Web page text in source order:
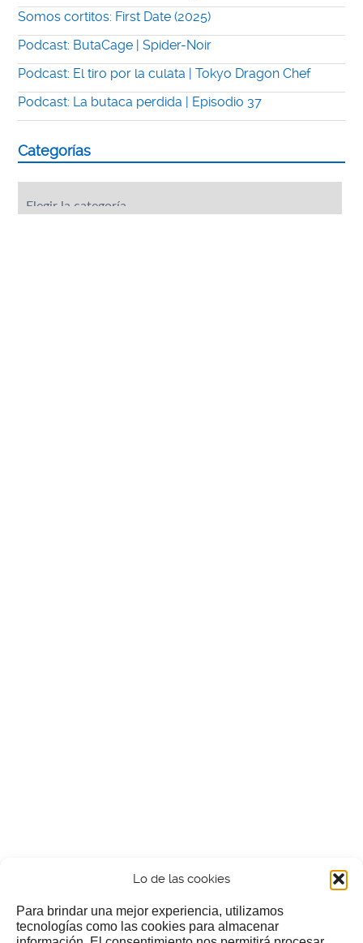
Lo de las cookies
Para brindar una mejor experiencia, utilizamos
tecnologías como las cookies para almacenar
Somos cortitos: First Date (2025)
Podcast: ButaCage | Spider-Noir
Podcast: El tiro por la culata | Tokyo Dragon Chef
Podcast: La butaca perdida | Episodio 37
Categorías